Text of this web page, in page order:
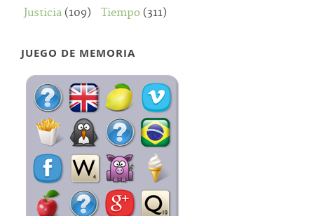
Justicia (109) Tiempo (311)
JUEGO DE MEMORIA